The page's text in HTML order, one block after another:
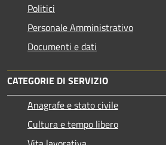
Politici
Personale Amministrativo
Documenti e dati
CATEGORIE DI SERVIZIO
Anagrafe e stato civile
Cultura e tempo libero